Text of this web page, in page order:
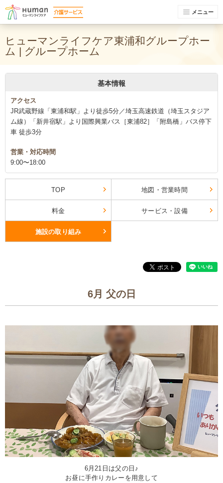
メニュー
ヒューマンライフケア東浦和グループホー
ム | グループホーム
基本情報
アクセス
JR武蔵野線「東浦和駅」より徒歩5分／埼玉高速鉄道（埼玉スタジア
ム線）「新井宿駅」より国際興業バス［東浦82］「附島橋」バス停下
車 徒歩3分
営業・対応時間
9:00〜18:00
TOP 地図・営業時間
料金 サービス・設備
施設の取り組み
6月 父の日
6月21日は父の日♪
お昼に手作りカレーを用意して